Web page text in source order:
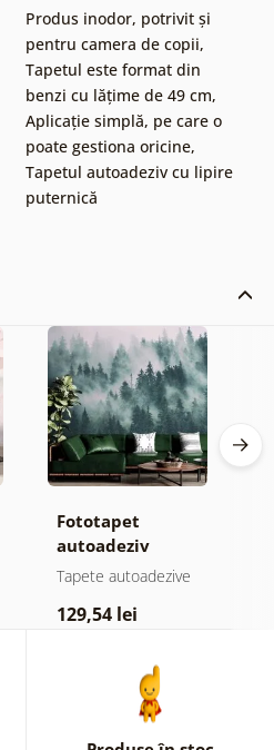
Produs inodor, potrivit și
pentru camera de copii,
Tapetul este format din
benzi cu lățime de 49 cm,
Aplicație simplă, pe care o
poate gestiona oricine,
Tapetul autoadeziv cu lipire
puternică
Fototapet
autoadeziv
pădure în ceață
Tapete autoadezive
129,54 lei